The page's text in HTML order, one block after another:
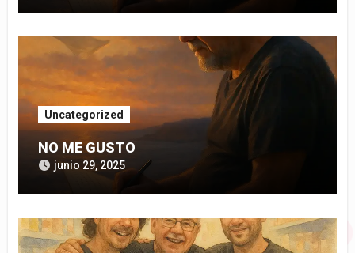
Uncategorized
NO ME GUSTO
junio 29, 2025